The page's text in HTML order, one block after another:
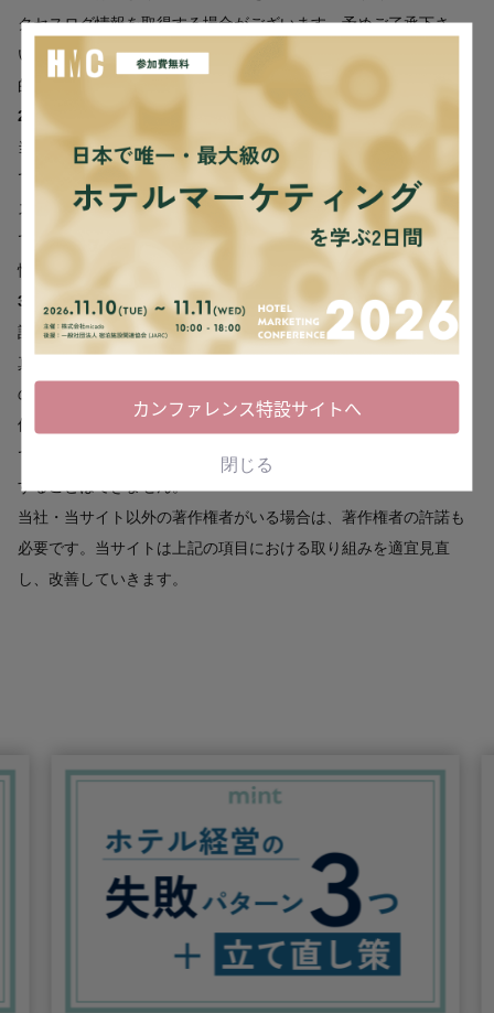
カンファレンス特設サイトへ
閉じる
クセスログ情報を取得する場合がございます。予めご了承下さ
い。アクセスログの取得はお客様の個人情報を特定することを目
的としたものではありません。
2. クッキーについて
当サイトでは、より快適にご利用して頂くために、サイトの一部
でクッキー (Cookie)を使用しております。クッキー及びIPアドレ
ス情報については、それら単独では特定の個人を識別することが
できないため、個人情報とは考えておりません。なお、クッキー
情報については、ブラウザの設定で拒否することが可能です。
3. 記事コンテンツの取り扱いについて
記事コンテンツに掲載される全ての文章、イラスト、ロゴ、写
真、動画、セミナー動画、eBook、会員限定コンテンツ、その他
の全ての情報は、当社または第三者が著作権を有しております。
個人的な利用など著作権法によって認められる場合を除き、無断
で転載、複製、放送、公衆送信、翻訳、販売、貸与などの利用を
することはできません。
当社・当サイト以外の著作権者がいる場合は、著作権者の許諾も
必要です。当サイトは上記の項目における取り組みを適宜見直
し、改善していきます。